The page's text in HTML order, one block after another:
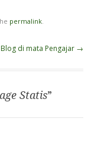
permalink.
Blog di mata Pengajar →
Statis”